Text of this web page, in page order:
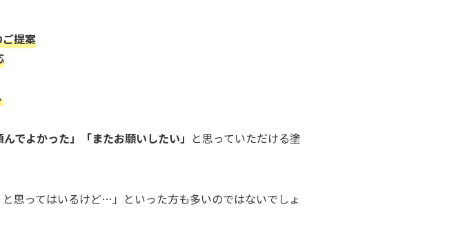
提案
んでよかった」「またお願いしたい」 と思っていただける塗
思ってはいるけど…」といった方も多いのではないでしょ